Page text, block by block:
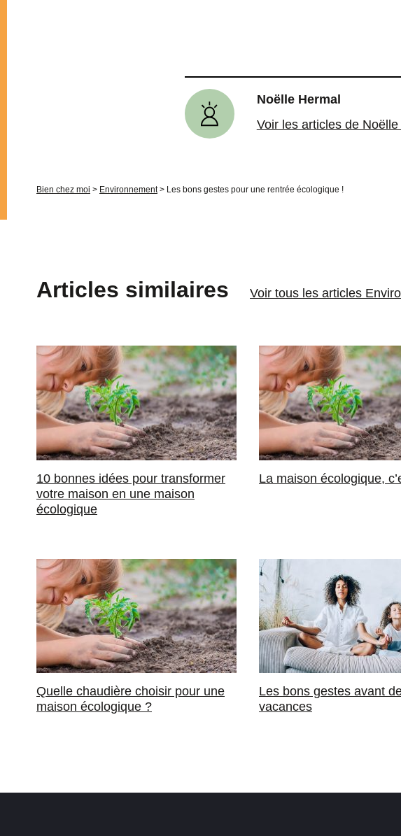
Noëlle Hermal
Voir les articles de
Bien chez moi > Environnement> Les bons gestes pour une rentrée écologique !
Articles similaires Voir tous les articles
10 bonnes idées pour transformer
votre maison en une maison
écologique
La maison écologique,
Quelle chaudière choisir pour une
maison écologique ?
Les bons gestes avant
vacances